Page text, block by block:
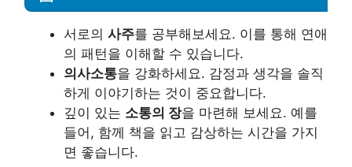
서로의 사주를 공부해보세요. 이를 통해 연애
의 패턴을 이해할 수 있습니다.
의사소통을 강화하세요. 감정과 생각을 솔직
하게 이야기하는 것이 중요합니다.
깊이 있는 소통의 장을 마련해 보세요. 예를
들어, 함께 책을 읽고 감상하는 시간을 가지
면 좋습니다.